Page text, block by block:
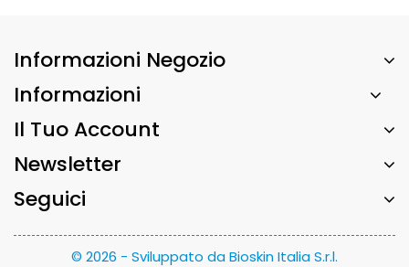
Informazioni Negozio
Informazioni
Il Tuo Account
Newsletter
Seguici
© 2026 - Sviluppato da Bioskin Italia S.r.l.